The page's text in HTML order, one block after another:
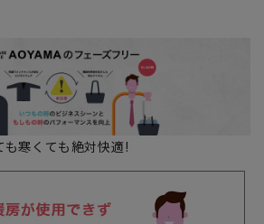
寒くても絶対快適!